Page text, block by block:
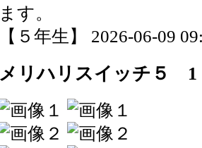
ます。
【５年生】 2026-06-09
メリハリスイッチ５ 1